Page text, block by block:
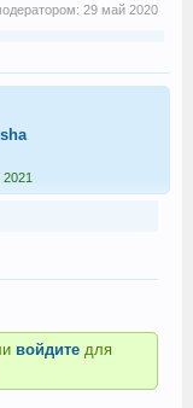
29 май 2020
войдите для